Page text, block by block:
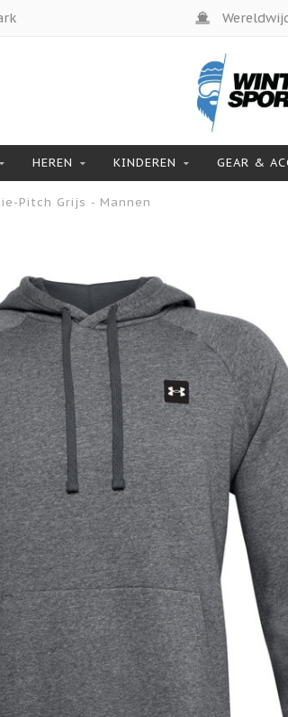
HEREN KINDEREN GEAR &
Pitch Grijs - Mannen